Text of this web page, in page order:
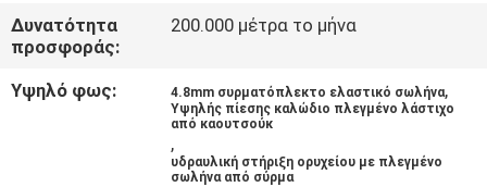
ΕΙΔΉΣΕΙΣ
ΖΗΤΉΣΤΕ
ΑΠΌΣΠΑΣΜΑ
Δυνατότητα
προσφοράς:
200.000 μέτρα το μήνα
Υψηλό φως: 4.8mm συρματόπλεκτο ελαστικό σωλήνα,
Υψηλής πίεσης καλώδιο πλεγμένο λάστιχο
από καουτσούκ
,
υδραυλική στήριξη ορυχείου με πλεγμένο
σωλήνα από σύρμα